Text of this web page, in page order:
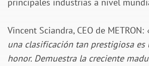
Vincent Sciandra, CEO de METRON:
una clasificación tan prestigiosa es
honor. Demuestra la creciente